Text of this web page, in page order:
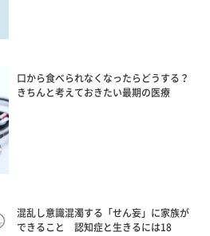
口から食べられなくなったらどうする？
きちんと考えておきたい最期の医療
混乱し意識混濁する「せん妄」に家族が
できること 認知症と生きるには18